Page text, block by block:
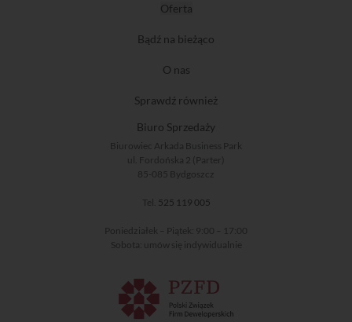
Oferta
Bądź na bieżąco
O nas
Sprawdź również
Biuro Sprzedaży
Biurowiec Arkada Business Park
ul. Fordońska 2 (Parter)
85-085 Bydgoszcz
Tel. 525 119 005
Poniedziałek – Piątek: 9:00 – 17:00
Sobota: umów się indywidualnie